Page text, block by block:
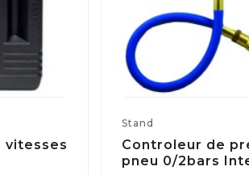
vitesses
Stand
Controleur de
pneu 0/2bars